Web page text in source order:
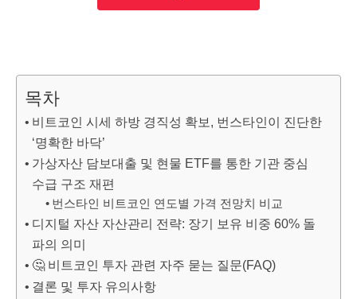
목차
비트코인 시세 하방 경직성 확보, 번스타인이 진단한
‘명확한 바닥’
가상자산 담보대출 및 현물 ETF를 통한 기관 중심
수급 구조 재편
번스타인 비트코인 연도별 가격 전망치 비교
디지털 자산 자산관리 전략: 장기 보유 비중 60% 돌
파의 의미
🤔 비트코인 투자 관련 자주 묻는 질문(FAQ)
결론 및 투자 유의사항